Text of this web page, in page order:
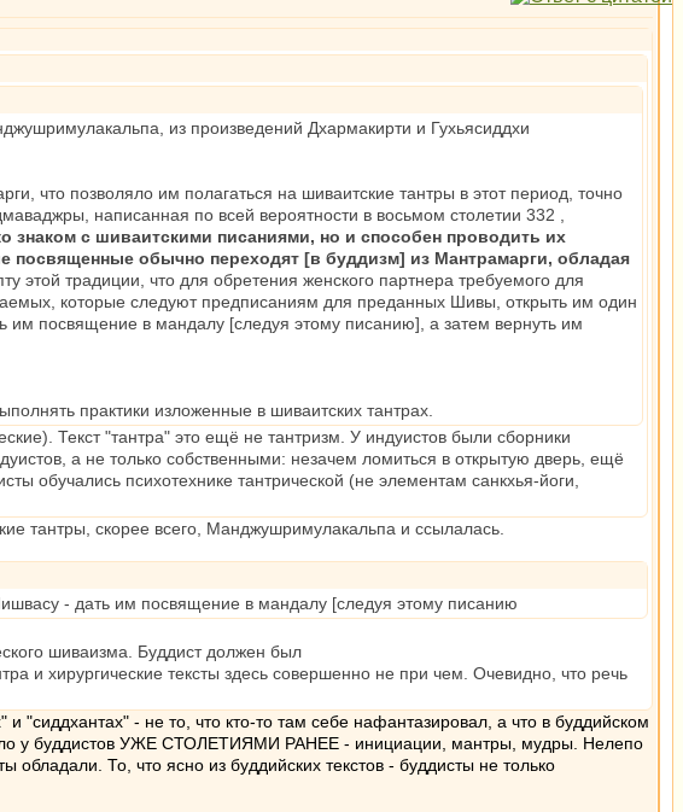
из произведений Дхармакирти и Гухьясиддхи
что позволяло им полагаться на шиваитские тантры в этот период, точно
написанная по всей вероятности в восьмом столетии 332 ,
знаком с шиваитскими писаниями, но и способен проводить их
посвященные обычно переходят [в буддизм] из Мантрамарги, обладая
этой традиции, что для обретения женского партнера требуемого для
которые следуют предписаниям для преданных Шивы, открыть им один
им посвящение в мандалу [следуя этому писанию], а затем вернуть им
практики изложенные в шиваитских тантрах.
Текст "тантра" это ещё не тантризм. У индуистов были сборники
а не только собственными: незачем ломиться в открытую дверь, ещё
обучались психотехнике тантрической (не элементам санкхья-йоги,
тантры, скорее всего, Манджушримулакальпа и ссылалась.
- дать им посвящение в мандалу [следуя этому писанию
шиваизма. Буддист должен был
и хирургические тексты здесь совершенно не при чем. Очевидно, что речь
"сиддхантах" - не то, что кто-то там себе нафантазировал, а что в буддийском
у буддистов УЖЕ СТОЛЕТИЯМИ РАНЕЕ - инициации, мантры, мудры. Нелепо
То, что ясно из буддийских текстов - буддисты не только